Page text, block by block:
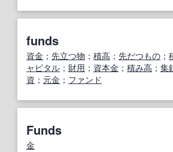
funds
資金 ； 先立つ物 ； 積高 ； 先だつもの ；
ャピタル ； 財用 ； 資本金 ； 積み高 ； 集
資 ； 元金 ； ファンド
Funds
金